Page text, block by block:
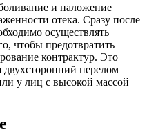
и наложение
отека. Сразу после
осуществлять
чтобы предотвратить
контрактур. Это
двухсторонний перелом
у лиц с высокой массой